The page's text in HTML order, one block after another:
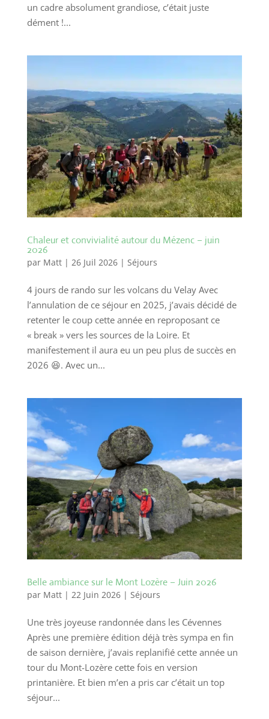
un cadre absolument grandiose, c’était juste
dément !...
Chaleur et convivialité autour du Mézenc – juin
2026
par Matt| 26 Juil 2026| Séjours
4 jours de rando sur les volcans du Velay Avec
l’annulation de ce séjour en 2025, j’avais décidé de
retenter le coup cette année en reproposant ce
« break » vers les sources de la Loire. Et
manifestement il aura eu un peu plus de succès en
2026 😆. Avec un...
Belle ambiance sur le Mont Lozère – Juin 2026
par Matt| 22 Juin 2026| Séjours
Une très joyeuse randonnée dans les Cévennes
Après une première édition déjà très sympa en fin
de saison dernière, j’avais replanifié cette année un
tour du Mont-Lozère cette fois en version
printanière. Et bien m’en a pris car c’était un top
séjour...